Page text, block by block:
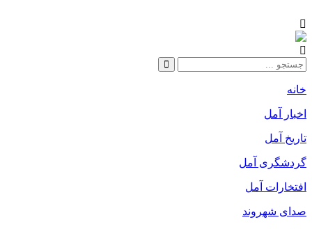
خانه
اخبار آمل
تاریخ آمل
گردشگری آمل
افتخارات آمل
صدای شهروند